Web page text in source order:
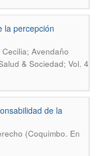
la percepción
Avendaño
& Sociedad; Vol. 4
de la
(Coquimbo. En